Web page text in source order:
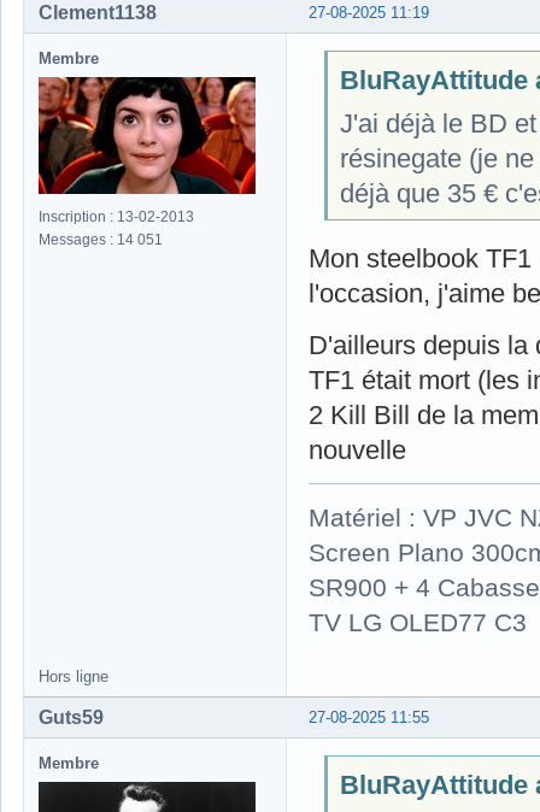
27-08-2025 11:19
Clement1138
Membre
Inscription : 13-02-2013
Messages : 14 051
BluRayAttitude
J'ai déjà le BD
résinegate (je
déjà que 35 €
Mon steelbook
l'occasion, j'aime
D'ailleurs depuis la
TF1 était mort (les
2 Kill Bill de la
nouvelle
Matériel : VP JVC
Screen Plano
SR900 + 4
TV LG OLED77 C3
Hors ligne
27-08-2025 11:55
Guts59
Membre
BluRayAttitude